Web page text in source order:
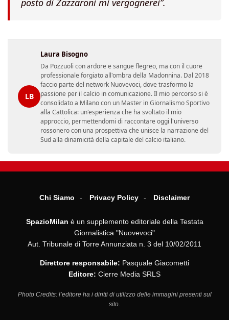
LB
Laura Bisogno
Da Pozzuoli con ardore e sangue flegreo, ma con il cuore
professionale forgiato all'ombra della Madonnina. Dal 2018
faccio parte del network Nuovevoci, dove trasformo la
passione per il calcio in comunicazione. Il mio percorso si è
consolidato a Milano con un Master in Giornalismo Sportivo
alla Cattolica: un'esperienza che ha svoltato il mio
approccio, permettendomi di raccontare oggi l'universo
rossonero con una prospettiva che unisce la narrazione del
Sud alla dinamicità della capitale del calcio italiano.
Chi Siamo Privacy Policy Disclaimer
SpazioMilan è un supplemento editoriale della Testata
Giornalistica "Nuovevoci"
Aut. Tribunale di Torre Annunziata n. 3 del 10/02/2011
Direttore responsabile: Pasquale Giacometti
Editore: Cierre Media SRLS
Photo Credits: l’editore ha i diritti di utilizzo delle immagini presenti sul
sito.